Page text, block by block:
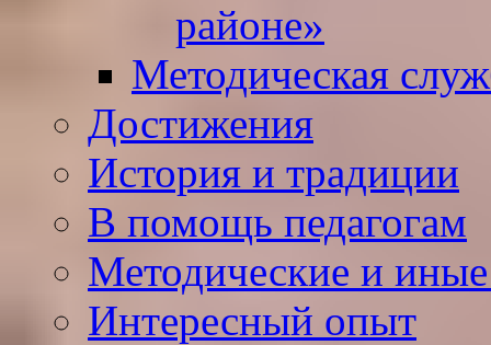
районе»
Методическая
Достижения
История и традиции
В помощь педагогам
Методические и
Интересный опыт